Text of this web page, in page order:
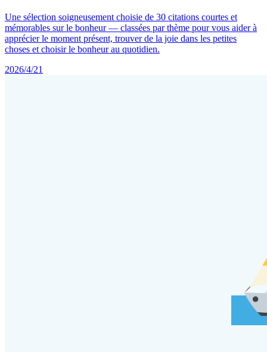
Une sélection soigneusement choisie de 30 citations courtes et
mémorables sur le bonheur — classées par thème pour vous aider à
apprécier le moment présent, trouver de la joie dans les petites
choses et choisir le bonheur au quotidien.
2026/4/21